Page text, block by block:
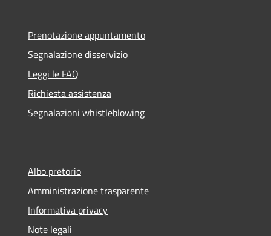
Prenotazione appuntamento
Segnalazione disservizio
Leggi le FAQ
Richiesta assistenza
Segnalazioni whistleblowing
Albo pretorio
Amministrazione trasparente
Informativa privacy
Note legali